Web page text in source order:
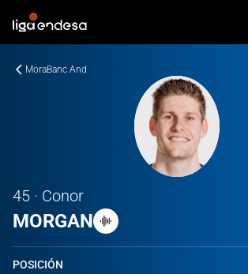
MoraBanc And
45 · Conor
MORGAN
POSICIÓN